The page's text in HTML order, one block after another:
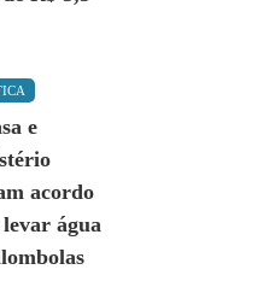
e
acordo
água